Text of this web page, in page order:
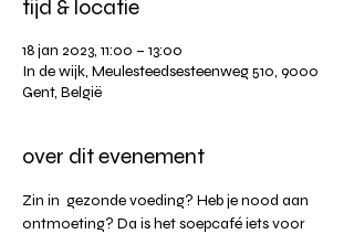
tijd & locatie
18 jan 2023, 11:00 – 13:00
In de wijk, Meulesteedsesteenweg 510, 9000
Gent, België
over dit evenement
Zin in  gezonde voeding? Heb je nood aan
ontmoeting? Da is het soepcafé iets voor